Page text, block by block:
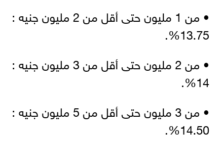
• من 1 مليون حتى أقل من 2 مليون جنيه :
13.75%.
• من 2 مليون حتى أقل من 3 مليون جنيه :
14%.
• من 3 مليون حتى أقل من 5 مليون جنيه :
14.50%.